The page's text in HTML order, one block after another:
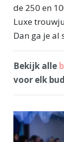
de 250 en
Luxe
Dan ga je al
Bekijk alle
voor elk